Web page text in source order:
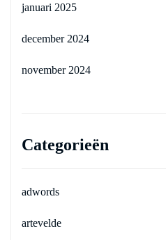
januari 2025
december 2024
november 2024
Categorieën
adwords
artevelde